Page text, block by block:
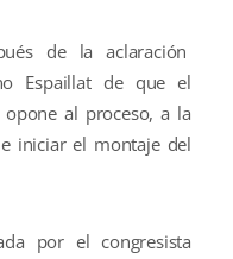
de la aclaración
Espaillat de que el
al proceso, a la
iniciar el montaje del
por el congresista